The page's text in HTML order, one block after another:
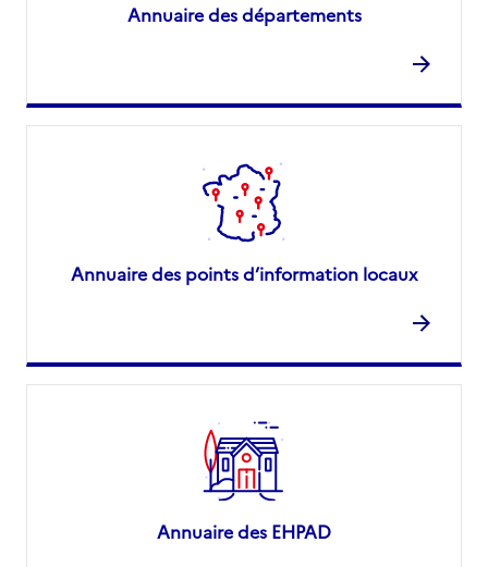
Annuaire des départements
Annuaire des points d’information locaux
Annuaire des EHPAD